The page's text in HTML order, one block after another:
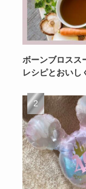
ボーンブロスス
レシピとおいし